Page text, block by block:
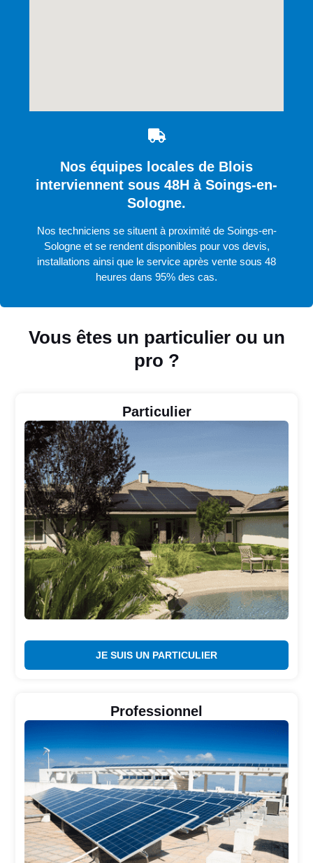
Vous êtes un particulier ou un
pro ?
Particulier
JE SUIS UN PARTICULIER
Professionnel
Nos équipes locales de Blois
interviennent sous 48H à Soings-en-
Sologne.
Nos techniciens se situent à proximité de Soings-en-
Sologne et se rendent disponibles pour vos devis,
installations ainsi que le service après vente sous 48
heures dans 95% des cas.